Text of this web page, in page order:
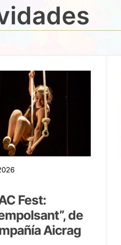
Fest:
de
Aicrag